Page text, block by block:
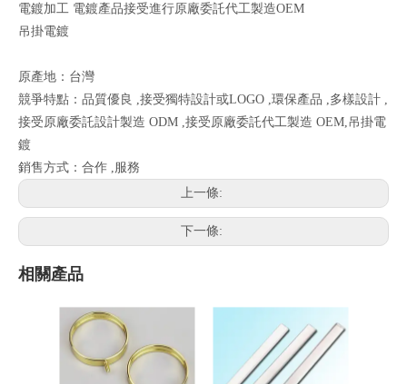
電鍍加工 電鍍產品接受進行原廠委託代工製造OEM
吊掛電鍍
原產地：台灣
競爭特點：品質優良 ,接受獨特設計或LOGO ,環保產品 ,多樣設計 ,
接受原廠委託設計製造 ODM ,接受原廠委託代工製造 OEM,吊掛電
鍍
銷售方式：合作 ,服務
上一條:
下一條:
相關產品